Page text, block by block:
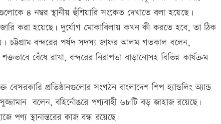
৪ নম্বর স্থানীয় হুঁশিয়ারি সংকেত দেখাতে বলা হয়েছে।
জারি করা হয়েছে। দুর্যোগ মোকাবিলায় কখন কী করতে হবে, তা ঠিক
চট্টগ্রাম বন্দরের পর্ষদ সদস্য জাফর আলম গতকাল বলেন,
বেঁধে রাখা, বন্দরের নিরাপত্তা বাড়ানোসহ বিভিন্ন কার্যক্রম
প্রতিষ্ঠানগুলোর সংগঠন বাংলাদেশ শিপ হ্যান্ডলিং অ্যান্ড
বলেন, বহির্নোঙরে পণ্যবাহী ৬৮টি বড় জাহাজ রয়েছে।
স্থানান্তরের কাজ বন্ধ রয়েছে।